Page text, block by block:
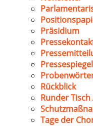
Präsidium
Pressespiegel
Rückblick
Runder
Tage der